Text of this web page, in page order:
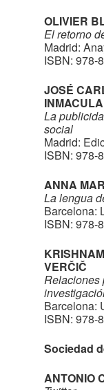
OLIVIER
El retorno
Madrid:
ISBN: 978-
JOSÉ
La
social
Madrid:
ISBN: 978-
ANNA
La lengua
Barcelona:
ISBN: 978-
VERČIČ
Relaciones
Barcelona:
ISBN: 978-
Sociedad
ANTONIO